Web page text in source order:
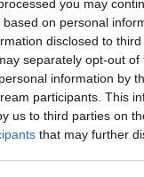
you may
on personal
disclosed to
separately opt-out of
information by
participants. This
us to third parties on
that may further